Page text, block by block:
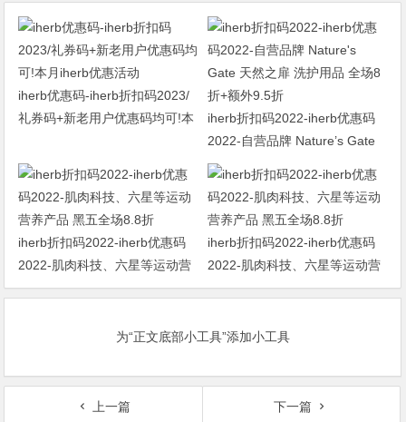
iherb优惠码-iherb折扣码2023/
礼券码+新老用户优惠码均可!本
iherb折扣码2022-iherb优惠码
2022-自营品牌 Nature’s Gate
天然之扉 洗护用品 全场8折+额
iherb折扣码2022-iherb优惠码
2022-肌肉科技、六星等运动营
养产品 黑五全场8.8折
iherb折扣码2022-iherb优惠码
2022-肌肉科技、六星等运动营
养产品 黑五全场8.8折
为“正文底部小工具”添加小工具
上一篇
下一篇